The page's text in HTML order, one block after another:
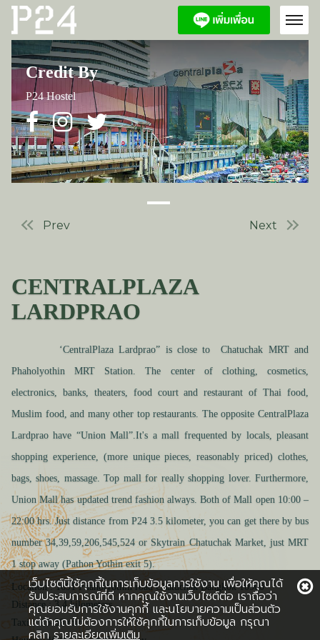
เว็บไซต์นี้ใช้คุกกี้ในการเก็บข้อมูลการใช้งาน เพื่อให้คุณได้
รับประสบการณ์ที่ดี หากคุณใช้งานเว็บไซต์ต่อ เราถือว่า
คุณยอมรับการใช้งานคุกกี้ และนโยบายความเป็นส่วนตัว
แต่ถ้าคุณไม่ต้องการให้ใช้คุกกี้ในการเก็บข้อมูล กรุณา
คลิกรายละเอียดเพิ่มเติม
Credit By
P24 Hostel
Prev Next
CENTRALPLAZA
LARDPRAO
‘CentralPlaza Lardprao” is close to Chatuchak MRT and
Phaholyothin MRT Station. The center of clothing, cosmetics,
electronics, banks, theaters, food court and restaurant of Thai food,
Muslim food,and many other top restaurants. The opposite CentralPlaza
Lardprao have “Union Mall”.It's a mall frequented by locals, pleasant
shopping experience, (more unique pieces, reasonably priced) clothes,
bags, shoes, massage. Top mall for really shopping lover. Furthermore,
Union Mall has updated trend fashion always. Both of Mall open 10:00 –
22:00 hrs. Just distance from P24 3.5 kilometer, you can get there by bus
number 34,39,59,206,545,524 or SkytrainChatuchak Market, just MRT
1 stop away (Pathon Yothin exit 5).
Location : 1691 Phaholyothin road Chatuchak Bangkok 10900
Distance : 3.4 kilometers
Taxi : 15-30 min.